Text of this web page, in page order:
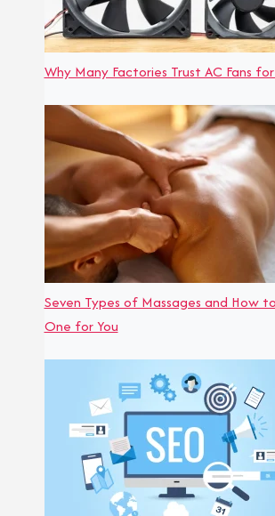
Why Many Factories Trust AC Fans
Seven Types of Massages and How
One for You